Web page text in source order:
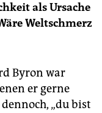
als Ursache
Weltschmerz
Byron war
er gerne
„du bist